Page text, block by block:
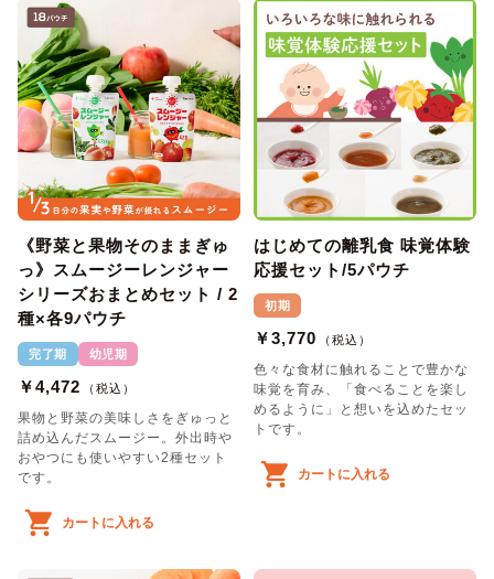
《野菜と果物そのままぎゅ
っ》スムージーレンジャー
シリーズおまとめセット / 2
種×各9パウチ
完了期 幼児期
￥4,472 （税込）
果物と野菜の美味しさをぎゅっと
詰め込んだスムージー。外出時や
おやつにも使いやすい2種セット
です。
カートに入れる
はじめての離乳食 味覚体験
応援セット/5パウチ
初期
￥3,770 （税込）
色々な食材に触れることで豊かな
味覚を育み、「食べることを楽し
めるように」と想いを込めたセッ
トです。
カートに入れる